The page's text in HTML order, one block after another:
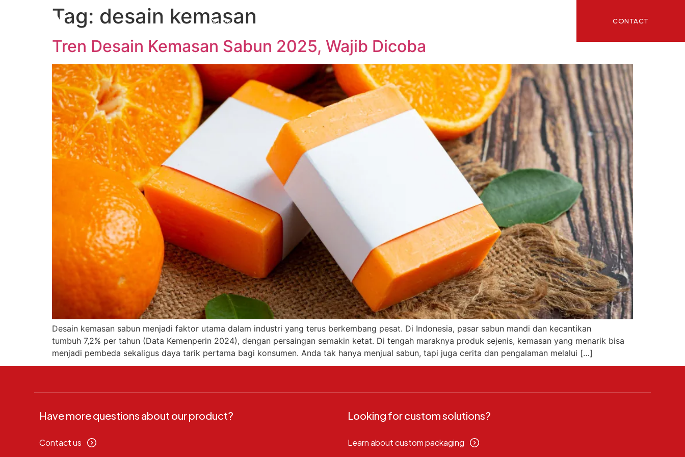
ABOUT CONTACT
Tag: desain kemasan
Tren Desain Kemasan Sabun 2025, Wajib Dicoba
Desain kemasan sabun menjadi faktor utama dalam industri yang terus berkembang pesat. Di Indonesia, pasar sabun mandi dan kecantikan
tumbuh 7,2% per tahun (Data Kemenperin 2024), dengan persaingan semakin ketat. Di tengah maraknya produk sejenis, kemasan yang menarik bisa
menjadi pembeda sekaligus daya tarik pertama bagi konsumen. Anda tak hanya menjual sabun, tapi juga cerita dan pengalaman melalui […]
Have more questions about our product?
Contact us
Looking for custom solutions?
Learn about custom packaging